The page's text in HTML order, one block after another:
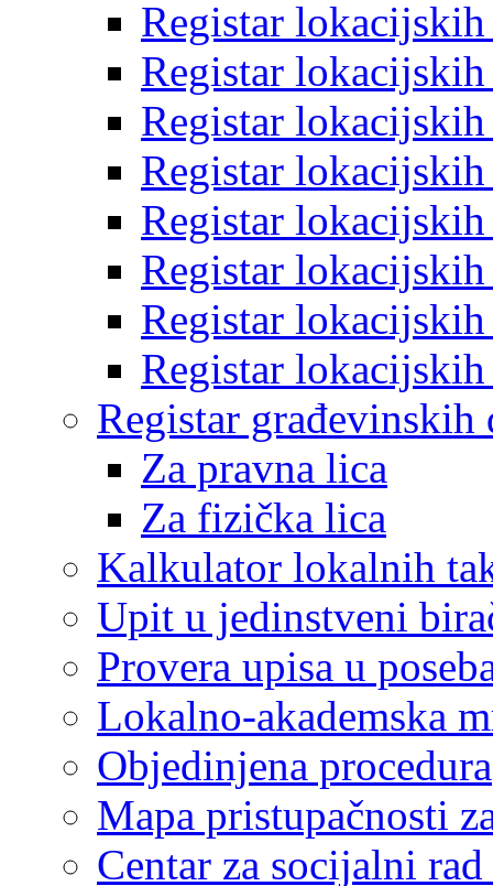
Registar
Registar
Registar
Registar
Registar
Registar
Registar
Registar
Registar građevinskih
Za pravna lica
Za fizička lica
Kalkulator lokalnih
Upit u jedinstveni
Provera upisa u
Lokalno-akademska
Objedinjena procedura
Mapa pristupačnosti
Centar za socijalni